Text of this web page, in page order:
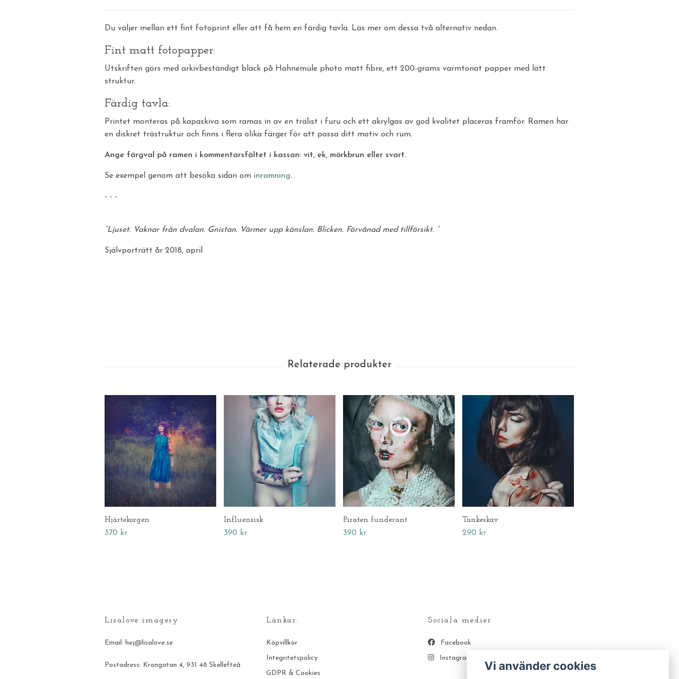
Du väljer mellan ett fint fotoprint eller att få hem en färdig tavla. Läs mer om dessa två alternativ nedan.
Fint matt fotopapper:
Utskriften görs med arkivbeständigt bläck på Hahnemüle photo matt fibre, ett 200-grams varmtonat papper med lätt
struktur.
Färdig tavla:
Printet monteras på kapaskiva som ramas in av en trälist i furu och ett akrylgas av god kvalitet placeras framför. Ramen har
en diskret trästruktur och finns i flera olika färger för att passa ditt motiv och rum.
Ange färgval på ramen i kommentarsfältet i kassan: vit, ek, mörkbrun eller svart.
Se exempel genom att besöka sidan om inramning.
- - -
“Ljuset. Vaknar från dvalan. Gnistan. Värmer upp känslan. Blicken. Förvånad med tillförsikt. ”
Självporträtt år 2018, april
Hjärtekorgen
370 kr
Influensisk
390 kr
Piraten funderant
390 kr
Tankeskav
290 kr
Lisalove imagery
Email: hej@lisalove.se
Postadress: Krongatan 4, 931 48 Skellefteå
Länkar:
Köpvillkor
Integritetspolicy
GDPR & Cookies
Sociala medier
Facebook
Instagram
Vi använder cookies